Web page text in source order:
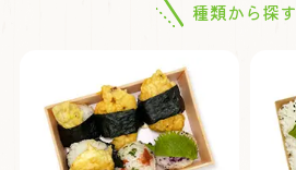
種類から探す